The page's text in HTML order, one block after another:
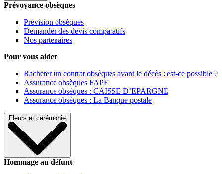
Prévoyance obsèques
Prévision obsèques
Demander des devis comparatifs
Nos partenaires
Pour vous aider
Racheter un contrat obsèques avant le décès : est-ce possible ?
Assurance obsèques FAPE
Assurance obsèques : CAISSE D’EPARGNE
Assurance obsèques : La Banque postale
Fleurs et cérémonie
Hommage au défunt